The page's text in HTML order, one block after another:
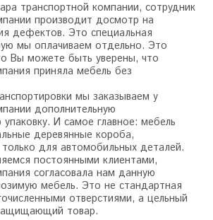
транспортной компании, сотрудник
производит досмотр на
дефектов. Это специальная
мы оплачиваем отдельно. Это
Вы можете быть уверены, что
приняла мебель без
мы заказываем у
дополнительную
И самое главное: мебель
деревянные короба,
для автомобильных деталей.
постоянными клиентами,
согласовала нам данную
мебель. Это не стандартная
отверстиями, а цельный
товар.